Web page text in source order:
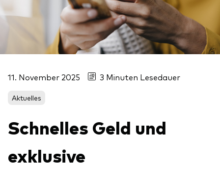
Produkte im Überblick
Produktliste
Fondsdokumente
Unser Angebot
ETFs
Aktien
Anleihen
Ratgeber
ETF-Wissen
Über uns
Back to main menu
Über uns
Unsere Mission
Kontakt
Jetzt investieren
11. November 2025 3 Minuten Lesedauer
Aktuelles
Schnelles Geld und
exklusive